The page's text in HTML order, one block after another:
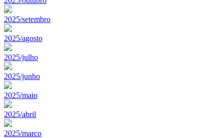
2025/setembro
2025/agosto
2025/julho
2025/junho
2025/maio
2025/abril
2025/marco